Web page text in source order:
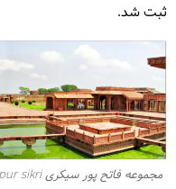
ثبت شد.
مجموعه فاتح پور سیکری fatehpur sikri